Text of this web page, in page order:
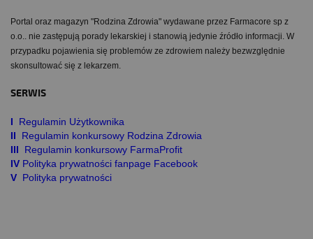
Portal oraz magazyn "Rodzina Zdrowia" wydawane przez Farmacore sp z
o.o.. nie zastępują porady lekarskiej i stanowią jedynie źródło informacji. W
przypadku pojawienia się problemów ze zdrowiem należy bezwzględnie
skonsultować się z lekarzem.
SERWIS
I Regulamin Użytkownika
II
Regulamin konkursowy Rodzina Zdrowia
III
Regulamin konkursowy FarmaProfit
IV Polityka prywatności fanpage Facebook
V Polityka prywatności